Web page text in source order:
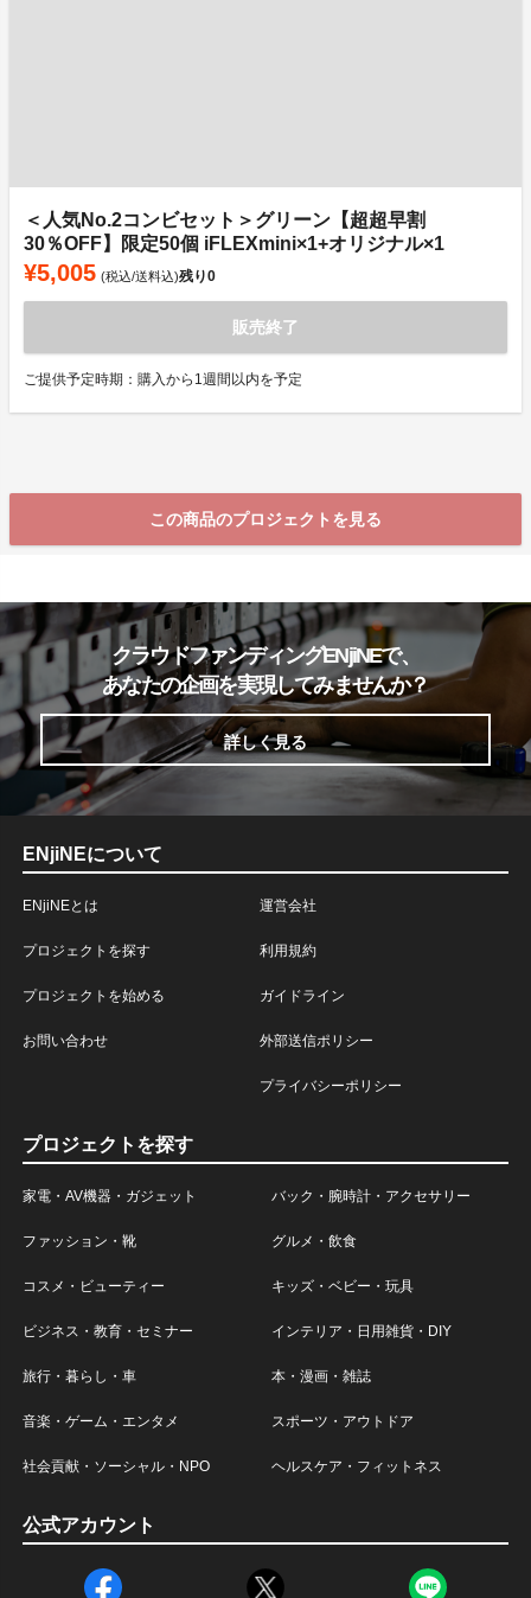
＜人気No.2コンビセット＞グリーン【超超早割
30％OFF】限定50個 iFLEXmini×1+オリジナル×1
¥5,005 (税込/送料込)残り0
販売終了
ご提供予定時期：購入から1週間以内を予定
この商品のプロジェクトを見る
クラウドファンディングENjiNEで、
あなたの企画を実現してみませんか？
詳しく見る
ENjiNEについて
ENjiNEとは
プロジェクトを探す
プロジェクトを始める
お問い合わせ
運営会社
利用規約
ガイドライン
外部送信ポリシー
プライバシーポリシー
プロジェクトを探す
家電・AV機器・ガジェット バック・腕時計・アクセサリー
ファッション・靴 グルメ・飲食
コスメ・ビューティー キッズ・ベビー・玩具
ビジネス・教育・セミナー インテリア・日用雑貨・DIY
旅行・暮らし・車 本・漫画・雑誌
音楽・ゲーム・エンタメ スポーツ・アウトドア
社会貢献・ソーシャル・NPO ヘルスケア・フィットネス
公式アカウント